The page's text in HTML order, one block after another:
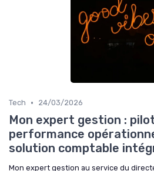
Tech • 24/03/2026
Mon expert gestion :
performance
solution comptable
Mon expert gestion au service du